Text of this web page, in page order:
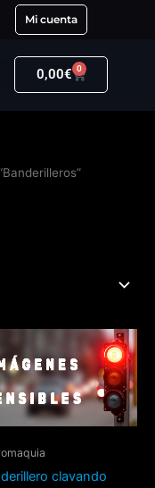
Mi cuenta
0,00€ 0
Carrito
clavando